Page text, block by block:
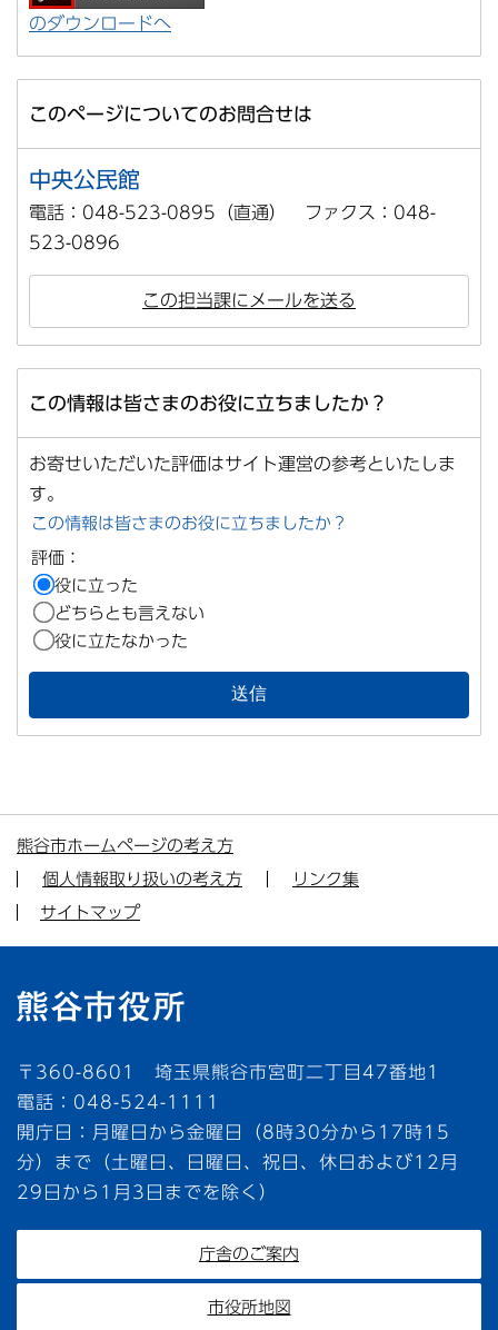
のダウンロードへ
このページについてのお問合せは
中央公民館
電話：048-523-0895（直通） ファクス：048-
523-0896
この担当課にメールを送る
この情報は皆さまのお役に立ちましたか？
お寄せいただいた評価はサイト運営の参考といたしま
す。
この情報は皆さまのお役に立ちましたか？
評価：
役に立った
どちらとも言えない
役に立たなかった
熊谷市ホームページの考え方
個人情報取り扱いの考え方
リンク集
サイトマップ
〒360-8601 埼玉県熊谷市宮町二丁目47番地1
電話：048-524-1111
開庁日：月曜日から金曜日（8時30分から17時15
分）まで（土曜日、日曜日、祝日、休日および12月
29日から1月3日までを除く）
庁舎のご案内
市役所地図